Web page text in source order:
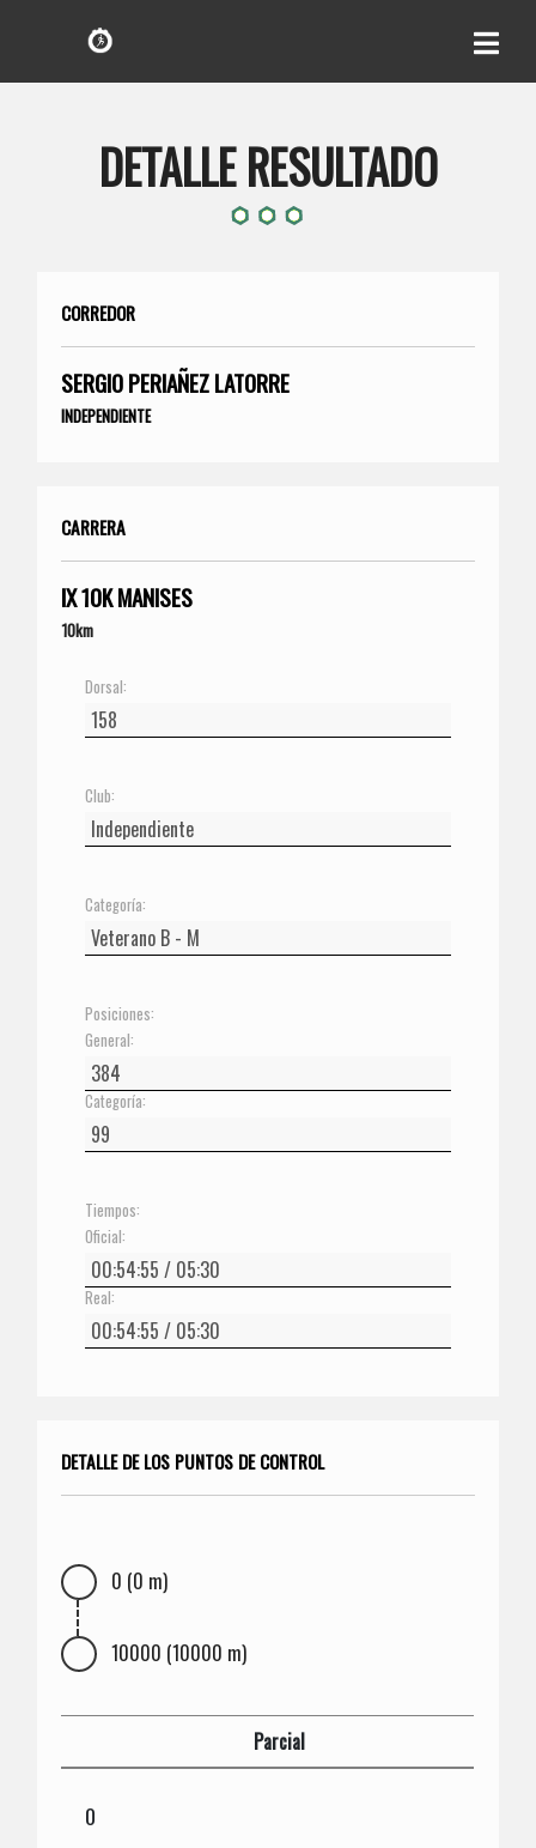
DETALLE RESULTADO
CORREDOR
SERGIO PERIAÑEZ LATORRE
INDEPENDIENTE
CARRERA
IX 10K MANISES
10km
Dorsal:
Club:
Categoría:
Posiciones:
General:
Categoría:
Tiempos:
Oficial:
Real:
DETALLE DE LOS PUNTOS DE CONTROL
0 (0 m)
10000 (10000 m)
Parcial
0